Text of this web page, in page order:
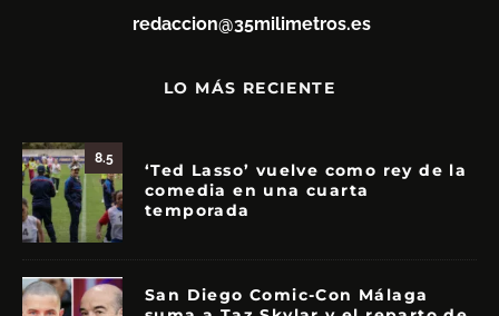
redaccion@35milimetros.es
LO MÁS RECIENTE
8.5
‘Ted Lasso’ vuelve como rey de la
comedia en una cuarta
temporada
San Diego Comic-Con Málaga